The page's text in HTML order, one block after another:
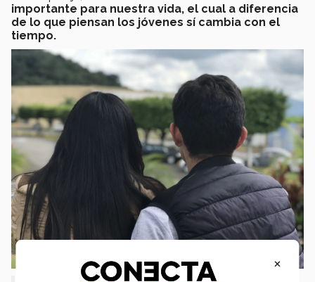
importante para nuestra vida, el cual a diferencia
de lo que piensan los jóvenes sí cambia con el
tiempo.
×